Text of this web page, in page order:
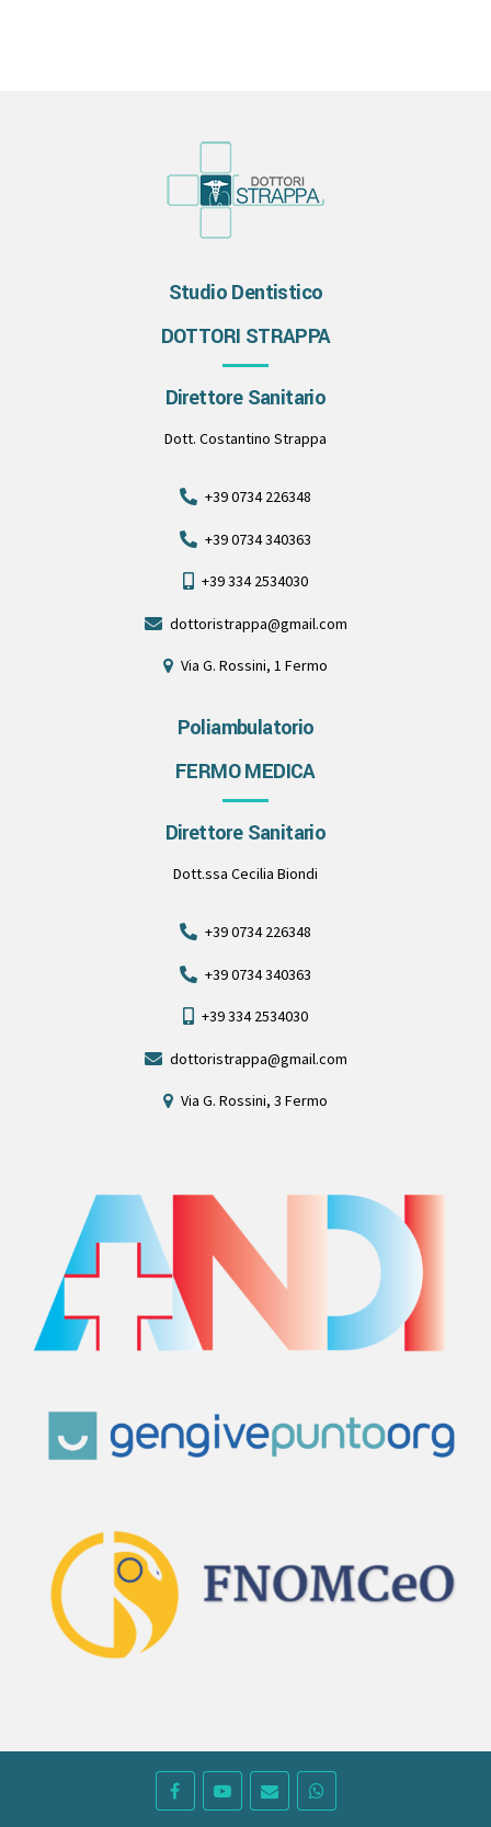
Studio Dentistico
DOTTORI STRAPPA
Direttore Sanitario
Dott. Costantino Strappa
+39 0734 226348
+39 0734 340363
+39 334 2534030
dottoristrappa@gmail.com
Via G. Rossini, 1 Fermo
Poliambulatorio
FERMO MEDICA
Direttore Sanitario
Dott.ssa Cecilia Biondi
+39 0734 226348
+39 0734 340363
+39 334 2534030
dottoristrappa@gmail.com
Via G. Rossini, 3 Fermo